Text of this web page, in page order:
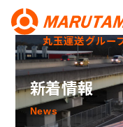
丸玉運送グルー
新着情報
News